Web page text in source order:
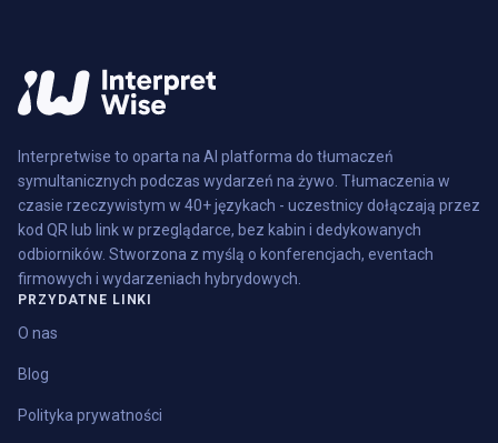
Interpretwise to oparta na AI platforma do tłumaczeń
symultanicznych podczas wydarzeń na żywo. Tłumaczenia w
czasie rzeczywistym w 40+ językach - uczestnicy dołączają przez
kod QR lub link w przeglądarce, bez kabin i dedykowanych
odbiorników. Stworzona z myślą o konferencjach, eventach
firmowych i wydarzeniach hybrydowych.
PRZYDATNE LINKI
O nas
Blog
Polityka prywatności